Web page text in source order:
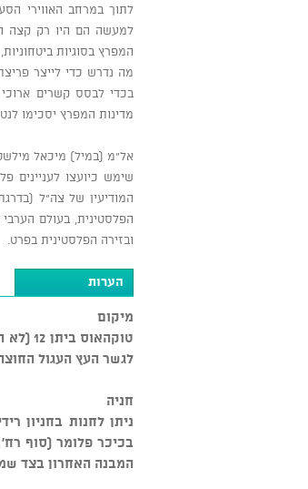
לתוך במרחב האווירי
למעשה הם היו רק קצה
המפרץ בסוגיות
מה נדרש כדי לייצר
בכדי לבסס קשרים
מדינות המפרץ יסכימו
אל"מ (במיל) מיכאל
המודיעין של צה"ל
הפלסטינית, בעולם
ובזירה הפלסטינית בפרט.
הערות
מיקום
לגשר העץ העגול
חניה
ניתן לחנות בחניון
בכיכר פלומר (סוף
המבנה האחרון בצד